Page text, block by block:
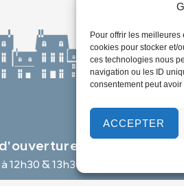
Pour offrir les
cookies pour stocker et/
ces technologies nous
navigation ou les ID
consentement peut
ACCEPTER
12h30 & 13h30 à 18h00